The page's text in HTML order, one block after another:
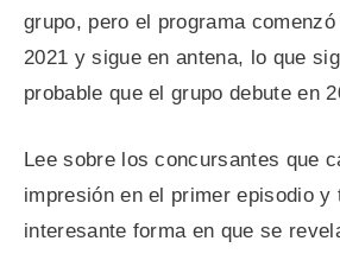
grupo, pero el programa
2021 y sigue en antena, lo que
probable que el grupo debute en
Lee sobre los concursantes que
impresión en el primer episodio y
interesante forma en que se